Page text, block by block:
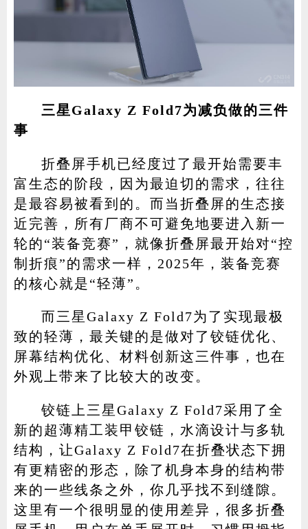
三星Galaxy Z Fold7为减负做的三件
事
折叠屏手机已经度过了最开始需要丰
富生态的阶段，因为最迫切的需求，往往
是最容易被看到的。而当折叠屏的生态接
近完善，所有厂商不可避免地要进入新一
轮的“装备竞赛”，就像折叠屏最开始对“控
制折痕”的需求一样，2025年，装备竞赛
的核心就是“轻薄”。
而三星Galaxy Z Fold7为了实现最极
致的轻薄，最关键的是做对了铰链优化、
屏幕结构优化、材料创新这三件事，也在
外观上带来了比较大的改变。
铰链上三星Galaxy Z Fold7采用了全
新的超薄精工装甲铰链，水滴设计与多轨
结构，让Galaxy Z Fold7在折叠状态下拥
有更精密的形态，除了机身本身的结构带
来的一些线条之外，你几乎找不到缝隙。
这里有一个很明显的使用差异，很多折叠